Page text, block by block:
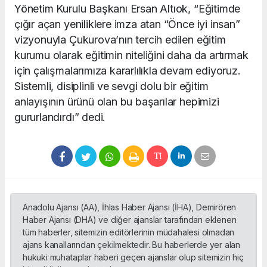
Yönetim Kurulu Başkanı Ersan Altıok, “Eğitimde
çığır açan yeniliklere imza atan “Önce iyi insan”
vizyonuyla Çukurova’nın tercih edilen eğitim
kurumu olarak eğitimin niteliğini daha da artırmak
için çalışmalarımıza kararlılıkla devam ediyoruz.
Sistemli, disiplinli ve sevgi dolu bir eğitim
anlayışının ürünü olan bu başarılar hepimizi
gururlandırdı” dedi.
Anadolu Ajansı (AA), İhlas Haber Ajansı (İHA), Demirören
Haber Ajansı (DHA) ve diğer ajanslar tarafından eklenen
tüm haberler, sitemizin editörlerinin müdahalesi olmadan
ajans kanallarından çekilmektedir. Bu haberlerde yer alan
hukuki muhataplar haberi geçen ajanslar olup sitemizin hiç